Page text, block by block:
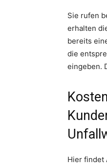
Sie rufen
erhalten
bereits
die
eingeben.
Hier findet